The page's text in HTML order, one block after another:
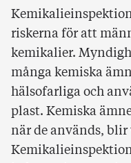
riskerna för att
kemikalier.
många kemiska
hälsofarliga och
plast. Kemiska
när de används, blir